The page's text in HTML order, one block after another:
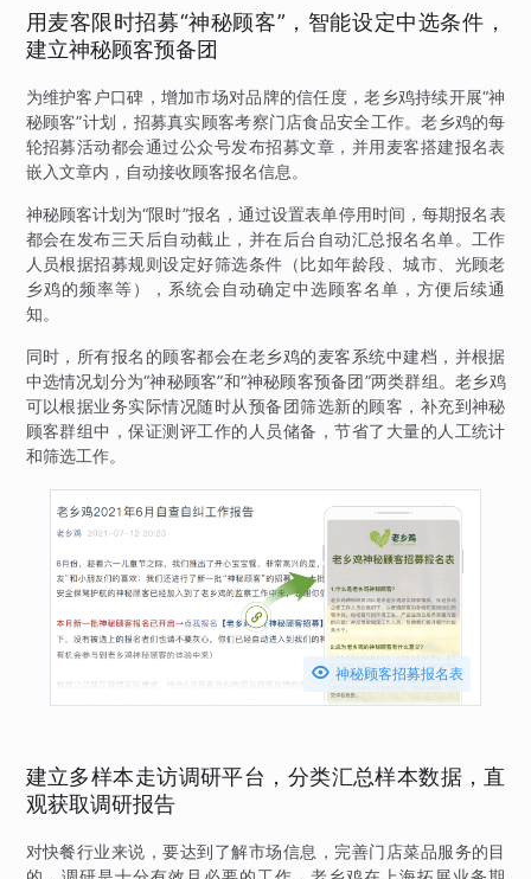
用麦客限时招募“神秘顾客”，智能设定中选条件，
建立神秘顾客预备团
为维护客户口碑，增加市场对品牌的信任度，老乡鸡持续开展“神
秘顾客”计划，招募真实顾客考察门店食品安全工作。老乡鸡的每
轮招募活动都会通过公众号发布招募文章，并用麦客搭建报名表
嵌入文章内，自动接收顾客报名信息。
神秘顾客计划为“限时”报名，通过设置表单停用时间，每期报名表
都会在发布三天后自动截止，并在后台自动汇总报名名单。工作
人员根据招募规则设定好筛选条件（比如年龄段、城市、光顾老
乡鸡的频率等），系统会自动确定中选顾客名单，方便后续通
知。
同时，所有报名的顾客都会在老乡鸡的麦客系统中建档，并根据
中选情况划分为“神秘顾客”和“神秘顾客预备团”两类群组。老乡鸡
可以根据业务实际情况随时从预备团筛选新的顾客，补充到神秘
顾客群组中，保证测评工作的人员储备，节省了大量的人工统计
和筛选工作。
 神秘顾客招募报名表
建立多样本走访调研平台，分类汇总样本数据，直
观获取调研报告
对快餐行业来说，要达到了解市场信息，完善门店菜品服务的目